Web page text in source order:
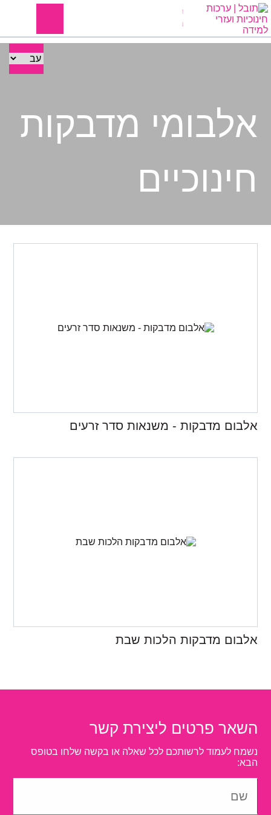
אלבומי מדבקות
חינוכיים
אלבום מדבקות - משנאות סדר זרעים
אלבום מדבקות הלכות שבת
השאר פרטים ליצירת קשר
נשמח לעמוד לרשותכם לכל שאלה או בקשה שלחו בטופס
הבא: